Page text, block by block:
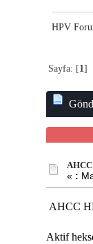
HPV
Sayfa: [1]
« :
AHCC
Aktif